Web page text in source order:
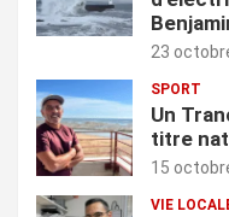
23
SPORT
Un
titre
15
VIE